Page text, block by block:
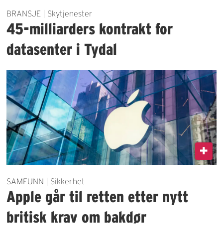
BRANSJE | Skytjenester
45-milliarders kontrakt for
datasenter i Tydal
SAMFUNN | Sikkerhet
Apple går til retten etter nytt
britisk krav om bakdør